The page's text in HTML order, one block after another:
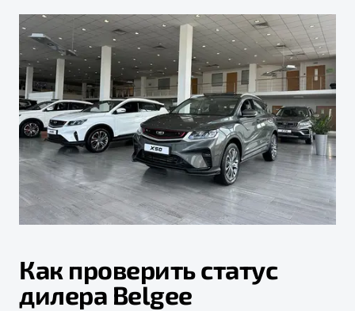
Как проверить статус
дилера Belgee